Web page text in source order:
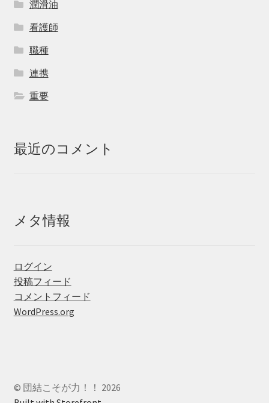
潤滑油
看護師
職種
連携
重要
最近のコメント
メタ情報
ログイン
投稿フィード
コメントフィード
WordPress.org
© 団結こそが力！！ 2026